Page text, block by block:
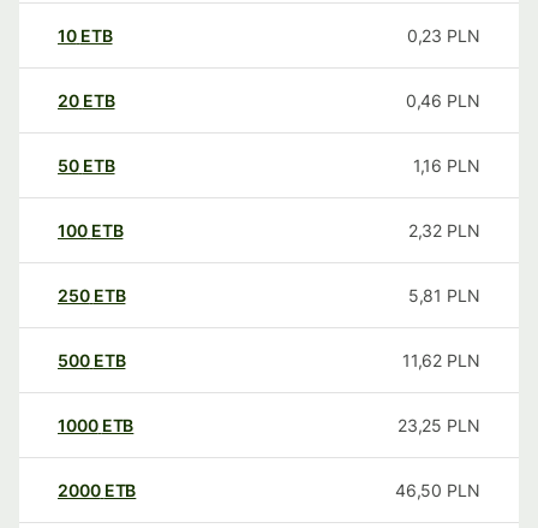
10 ETB 0,23 PLN
20 ETB 0,46 PLN
50 ETB 1,16 PLN
100 ETB 2,32 PLN
250 ETB 5,81 PLN
500 ETB 11,62 PLN
1000 ETB 23,25 PLN
2000 ETB 46,50 PLN